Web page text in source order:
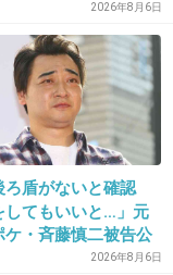
すが、お金が掛か
ません。
+8
私が切ってる
2026年8月6日
ろ盾がないと確認
してもいいと…」元
ケ・斉藤慎二被告公
2026年8月6日